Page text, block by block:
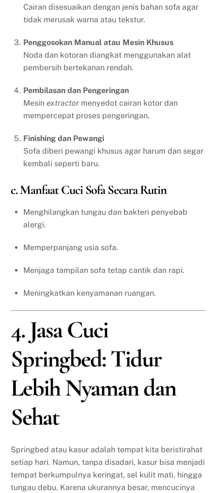
Cairan disesuaikan dengan jenis bahan sofa agar
tidak merusak warna atau tekstur.
Penggosokan Manual atau Mesin Khusus
Noda dan kotoran diangkat menggunakan alat
pembersih bertekanan rendah.
Pembilasan dan Pengeringan
Mesin extractor menyedot cairan kotor dan
mempercepat proses pengeringan.
Finishing dan Pewangi
Sofa diberi pewangi khusus agar harum dan segar
kembali seperti baru.
c. Manfaat Cuci Sofa Secara Rutin
Menghilangkan tungau dan bakteri penyebab
alergi.
Memperpanjang usia sofa.
Menjaga tampilan sofa tetap cantik dan rapi.
Meningkatkan kenyamanan ruangan.
4. Jasa Cuci
Springbed: Tidur
Lebih Nyaman dan
Sehat
Springbed atau kasur adalah tempat kita beristirahat
setiap hari. Namun, tanpa disadari, kasur bisa menjadi
tempat berkumpulnya keringat, sel kulit mati, hingga
tungau debu. Karena ukurannya besar, mencucinya